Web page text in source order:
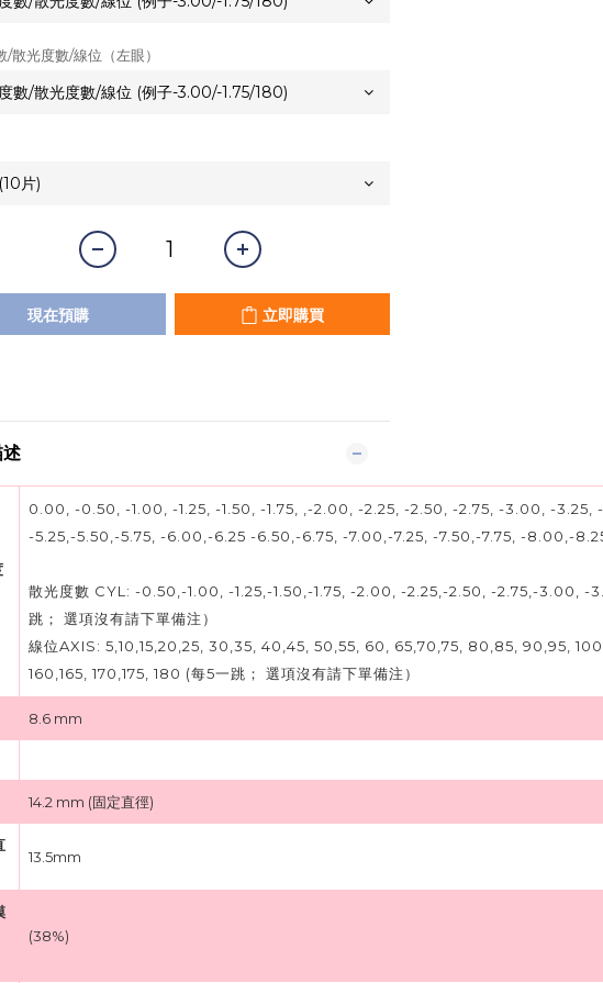
/散光度數/線位（左眼）
現在預購 立即購買
0.00, -0.50, -1.00, -1.25, -1.50, -1.75, ,-2.00, -2.25, -2.50, -2.75, -3.00, -
-5.25,-5.50,-5.75, -6.00,-6.25 -6.50,-6.75, -7.00,-7.25, -7.50,-7.75, -8.00,-
散光度數 CYL: -0.50,-1.00, -1.25,-1.50,-1.75, -2.00, -2.25,-2.50, -2.75,-3.00,
跳； 選項沒有請下單備注）
線位AXIS: 5, 10,15,20,25, 30,35, 40,45, 50,55, 60, 65,70,75, 80,85, 90,95,
160,165, 170,175, 180 (每5一跳； 選項沒有請下單備注）
8.6 mm
14.2 mm (固定直徑)
13.5mm
(38%)